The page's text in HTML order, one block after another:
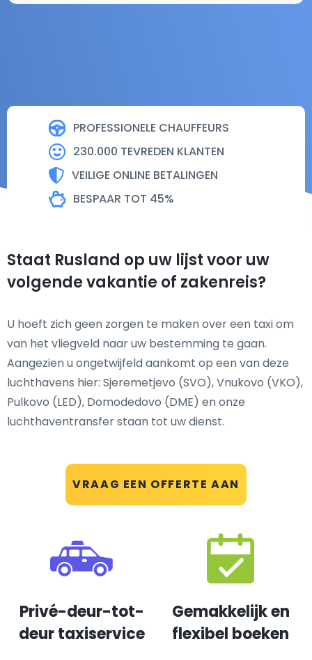
PROFESSIONELE CHAUFFEURS
230.000 TEVREDEN KLANTEN
VEILIGE ONLINE BETALINGEN
BESPAAR TOT 45%
VRAAG EEN OFFERTE AAN
Staat Rusland op uw lijst voor uw
volgende vakantie of zakenreis?
U hoeft zich geen zorgen te maken over een taxi om
van het vliegveld naar uw bestemming te gaan.
Aangezien u ongetwijfeld aankomt op een van deze
luchthavens hier: Sjeremetjevo (SVO), Vnukovo (VKO),
Pulkovo (LED), Domodedovo (DME) en onze
luchthaventransfer staan tot uw dienst.
Privé-deur-tot-
deur taxiservice
Gemakkelijk en
flexibel boeken